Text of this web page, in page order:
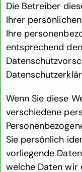
Die Betreiber
Ihrer
Ihre
entsprechend
Wenn Sie diese
verschiedene
Sie persönlich
vorliegende
welche Daten wir